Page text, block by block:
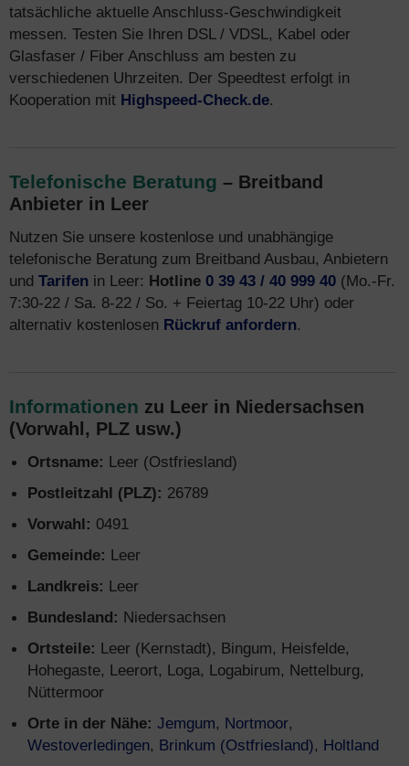
tatsächliche aktuelle Anschluss-Geschwindigkeit
messen. Testen Sie Ihren DSL / VDSL, Kabel oder
Glasfaser / Fiber Anschluss am besten zu
verschiedenen Uhrzeiten. Der Speedtest erfolgt in
Kooperation mit Highspeed-Check.de.
Telefonische Beratung – Breitband
Anbieter in Leer
Nutzen Sie unsere kostenlose und unabhängige
telefonische Beratung zum Breitband Ausbau, Anbietern
und Tarifen in Leer: Hotline 0 39 43 / 40 999 40 (Mo.-Fr.
7:30-22 / Sa. 8-22 / So. + Feiertag 10-22 Uhr) oder
alternativ kostenlosen Rückruf anfordern.
Informationen zu Leer in Niedersachsen
(Vorwahl, PLZ usw.)
Ortsname: Leer (Ostfriesland)
Postleitzahl (PLZ): 26789
Vorwahl: 0491
Gemeinde: Leer
Landkreis: Leer
Bundesland: Niedersachsen
Ortsteile: Leer (Kernstadt), Bingum, Heisfelde,
Hohegaste, Leerort, Loga, Logabirum, Nettelburg,
Nüttermoor
Orte in der Nähe: Jemgum, Nortmoor,
Westoverledingen, Brinkum (Ostfriesland), Holtland